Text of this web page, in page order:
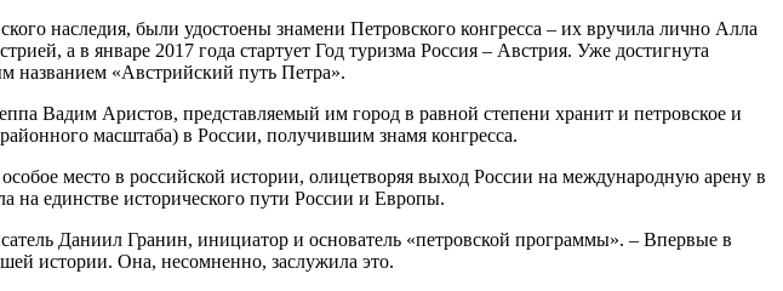
наследия, были удостоены знамени Петровского конгресса – их вручила лично Алла
а в январе 2017 года стартует Год туризма Россия – Австрия. Уже достигнута
названием «Австрийский путь Петра».
Вадим Аристов, представляемый им город в равной степени хранит и петровское и
масштаба) в России, получившим знамя конгресса.
место в российской истории, олицетворяя выход России на международную арену в
на единстве исторического пути России и Европы.
Даниил Гранин, инициатор и основатель «петровской программы». – Впервые в
истории. Она, несомненно, заслужила это.